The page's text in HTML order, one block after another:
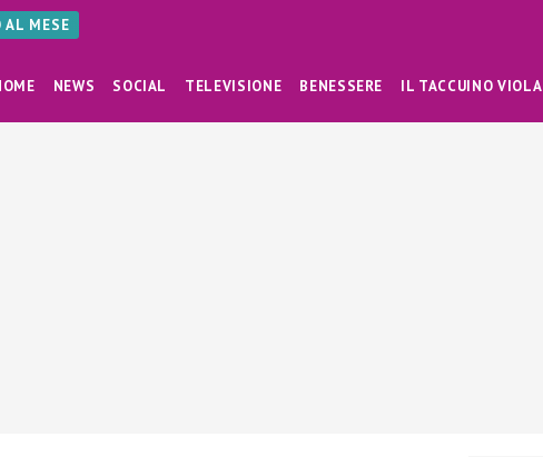
AL MESE
NEWS SOCIAL TELEVISIONE BENESSERE IL TACCUINO VIOLA